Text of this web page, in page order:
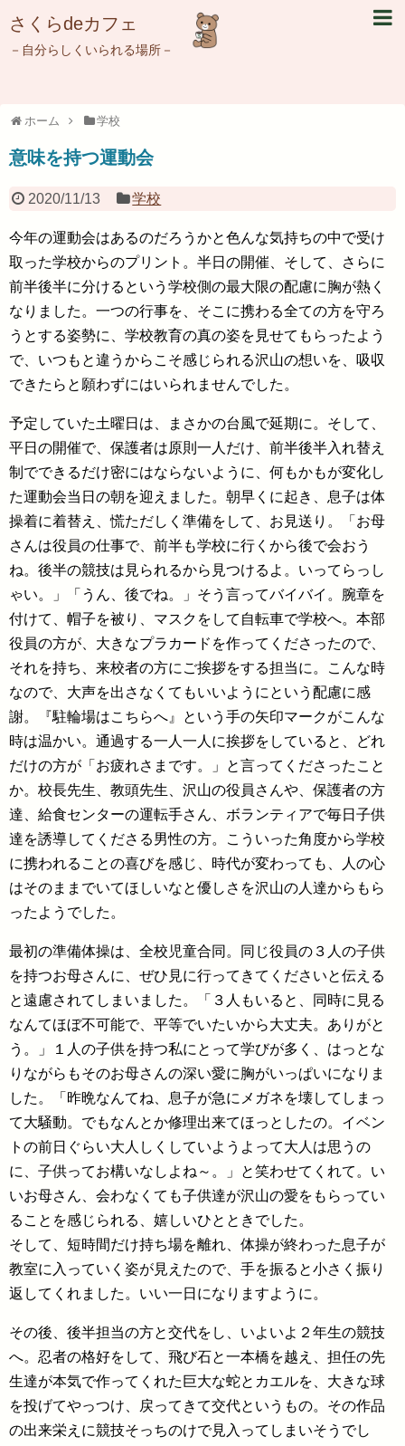
さくらdeカフェ
－自分らしくいられる場所－
ホーム 学校
意味を持つ運動会
2020/11/13 学校
今年の運動会はあるのだろうかと色んな気持ちの中で受け
取った学校からのプリント。半日の開催、そして、さらに
前半後半に分けるという学校側の最大限の配慮に胸が熱く
なりました。一つの行事を、そこに携わる全ての方を守ろ
うとする姿勢に、学校教育の真の姿を見せてもらったよう
で、いつもと違うからこそ感じられる沢山の想いを、吸収
できたらと願わずにはいられませんでした。
予定していた土曜日は、まさかの台風で延期に。そして、
平日の開催で、保護者は原則一人だけ、前半後半入れ替え
制でできるだけ密にはならないように、何もかもが変化し
た運動会当日の朝を迎えました。朝早くに起き、息子は体
操着に着替え、慌ただしく準備をして、お見送り。「お母
さんは役員の仕事で、前半も学校に行くから後で会おう
ね。後半の競技は見られるから見つけるよ。いってらっし
ゃい。」「うん、後でね。」そう言ってバイバイ。腕章を
付けて、帽子を被り、マスクをして自転車で学校へ。本部
役員の方が、大きなプラカードを作ってくださったので、
それを持ち、来校者の方にご挨拶をする担当に。こんな時
なので、大声を出さなくてもいいようにという配慮に感
謝。『駐輪場はこちらへ』という手の矢印マークがこんな
時は温かい。通過する一人一人に挨拶をしていると、どれ
だけの方が「お疲れさまです。」と言ってくださったこと
か。校長先生、教頭先生、沢山の役員さんや、保護者の方
達、給食センターの運転手さん、ボランティアで毎日子供
達を誘導してくださる男性の方。こういった角度から学校
に携われることの喜びを感じ、時代が変わっても、人の心
はそのままでいてほしいなと優しさを沢山の人達からもら
ったようでした。
最初の準備体操は、全校児童合同。同じ役員の３人の子供
を持つお母さんに、ぜひ見に行ってきてくださいと伝える
と遠慮されてしまいました。「３人もいると、同時に見る
なんてほぼ不可能で、平等でいたいから大丈夫。ありがと
う。」１人の子供を持つ私にとって学びが多く、はっとな
りながらもそのお母さんの深い愛に胸がいっぱいになりま
した。「昨晩なんてね、息子が急にメガネを壊してしまっ
て大騒動。でもなんとか修理出来てほっとしたの。イベン
トの前日ぐらい大人しくしていようよって大人は思うの
に、子供ってお構いなしよね～。」と笑わせてくれて。い
いお母さん、会わなくても子供達が沢山の愛をもらってい
ることを感じられる、嬉しいひとときでした。
そして、短時間だけ持ち場を離れ、体操が終わった息子が
教室に入っていく姿が見えたので、手を振ると小さく振り
返してくれました。いい一日になりますように。
その後、後半担当の方と交代をし、いよいよ２年生の競技
へ。忍者の格好をして、飛び石と一本橋を越え、担任の先
生達が本気で作ってくれた巨大な蛇とカエルを、大きな球
を投げてやっつけ、戻ってきて交代というもの。その作品
の出来栄えに競技そっちのけで見入ってしまいそうでし